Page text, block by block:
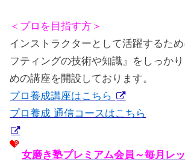
＜プロを目指す方＞
インストラクターとして活躍するた
フティングの技術や知識』をしっか
めの講座を開設しております。
プロ養成講座はこちら
プロ養成 通信コースはこちら
女磨き塾プレミアム会員～毎月レ